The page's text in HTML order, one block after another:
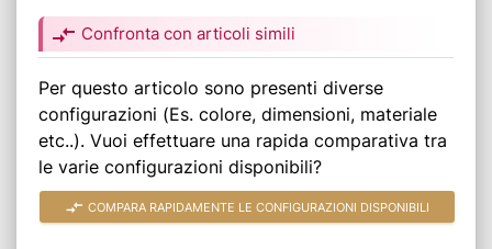
compare_arrows Confronta con articoli simili
Per questo articolo sono presenti diverse
configurazioni (Es. colore, dimensioni, materiale
etc..). Vuoi effettuare una rapida comparativa tra
le varie configurazioni disponibili?
compare_arrows COMPARA RAPIDAMENTE LE CONFIGURAZIONI DISPONIBILI